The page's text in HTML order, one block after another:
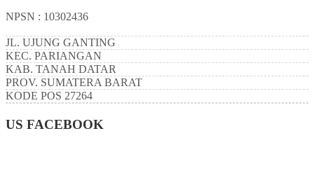
NPSN : 10302436
JL. UJUNG GANTING
KEC. PARIANGAN
KAB. TANAH DATAR
PROV. SUMATERA BARAT
KODE POS 27264
US FACEBOOK